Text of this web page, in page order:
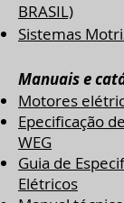
BRASIL)
Sistemas
Manuais e
Motores
Epecificação
WEG
Guia de
Elétricos